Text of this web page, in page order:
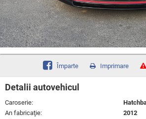
Împarte Imprimare
Detalii autovehicul
Caroserie:
An fabricaţie:
2012